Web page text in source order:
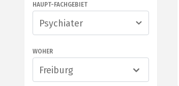
HAUPT-FACHGEBIET
WOHER
Freiburg